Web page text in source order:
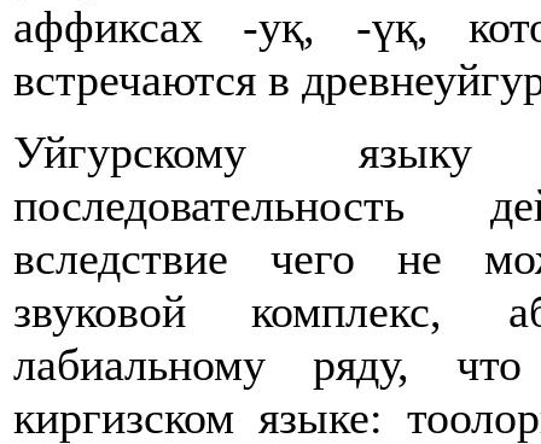
аффиксах -уқ, -үқ,
встречаются в
Уйгурскому
последовательность
вследствие чего не
звуковой комплекс,
лабиальному ряду,
киргизском языке: